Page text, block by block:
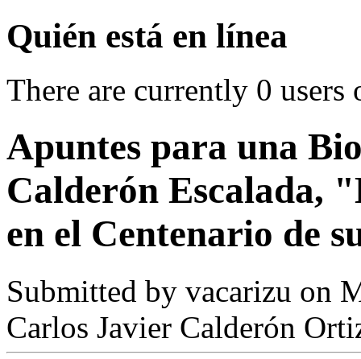
Quién está en línea
There are currently 0 users
Apuntes para una
Calderón Escalada,
en el Centenario de
Submitted by vacarizu on
Carlos Javier Calderón